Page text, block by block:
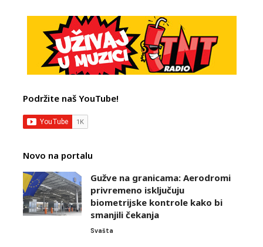
Podržite naš YouTube!
Novo na portalu
Gužve na granicama: Aerodromi
privremeno isključuju
biometrijske kontrole kako bi
smanjili čekanja
Svašta